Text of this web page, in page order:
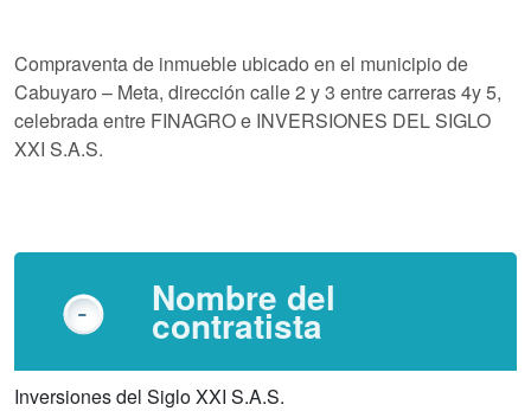
Compraventa de inmueble ubicado en el municipio de
Cabuyaro – Meta, dirección calle 2 y 3 entre carreras 4y 5,
celebrada entre FINAGRO e INVERSIONES DEL SIGLO
XXI S.A.S.
Nombre del
contratista
Inversiones del Siglo XXI S.A.S.